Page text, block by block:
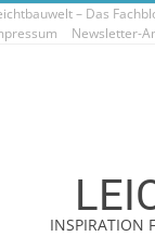
Skip
to
– Das
Newsletter-
INSPIRATION